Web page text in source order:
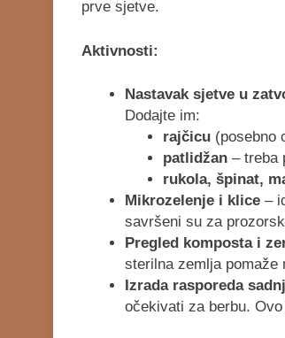
prve sjetve.
Aktivnosti:
Nastavak sjetve u
Dodajte im:
rajčicu(posebno
patlidžan– treba
rukola, špinat,
Mikrozelenje i klice–
savršeni su za
Pregled komposta i
sterilna zemlja pomaže
Izrada rasporeda
očekivati za berbu.